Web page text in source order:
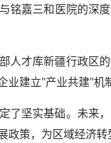
铭嘉三和医院的深
人才库新疆行政区
建立"产业共建"机
坚实基础。未来
策，为区域经济转